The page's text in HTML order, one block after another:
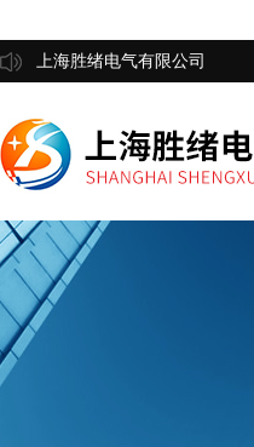
上海胜绪电气有限公司